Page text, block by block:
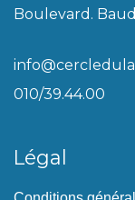
Boulevard.
010/39.44.00
Légal